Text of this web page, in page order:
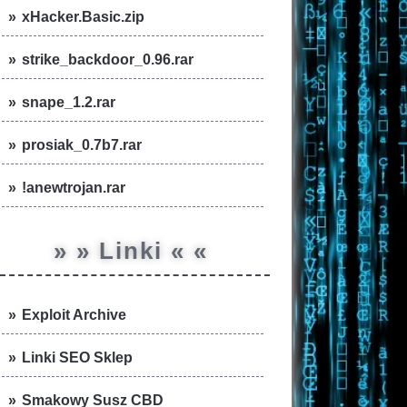
xHacker.Basic.zip
strike_backdoor_0.96.rar
snape_1.2.rar
prosiak_0.7b7.rar
!anewtrojan.rar
» » Linki « «
Exploit Archive
Linki SEO Sklep
Smakowy Susz CBD